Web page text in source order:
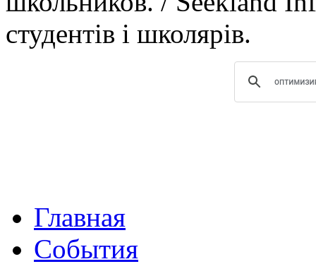
студентів і школярів.
Главная
События